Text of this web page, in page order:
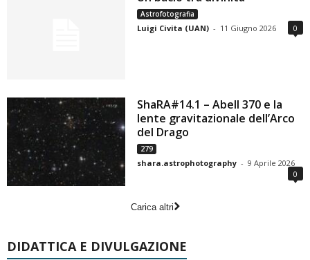
Astrofotografia
Luigi Civita (UAN) - 11 Giugno 2026 0
ShaRA#14.1 – Abell 370 e la
lente gravitazionale dell’Arco
del Drago
279
shara.astrophotography - 9 Aprile 2026
0
Carica altri
DIDATTICA E DIVULGAZIONE